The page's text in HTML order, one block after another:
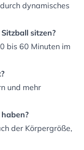
dynamisches
sitzen?
bis 60 Minuten im
und mehr
der Körpergröße,